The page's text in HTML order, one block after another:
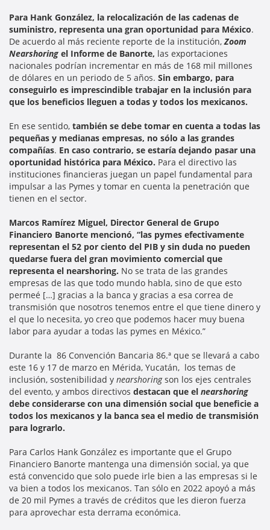
Para Hank González, la relocalización de las cadenas de
suministro, representa una gran oportunidad para México.
De acuerdo al más reciente reporte de la institución,Zoom
Nearshoring el Informe de Banorte, las exportaciones
nacionales podrían incrementar en más de 168 mil millones
de dólares en un periodo de 5 años. Sin embargo, para
conseguirlo es imprescindible trabajar en la inclusión para
que los beneficios lleguen a todas y todos los mexicanos.
En ese sentido, también se debe tomar en cuenta a todas las
pequeñas y medianas empresas, no sólo a las grandes
compañías. En caso contrario, se estaría dejando pasar una
oportunidad histórica para México. Para el directivo las
instituciones financieras juegan un papel fundamental para
impulsar a las Pymes y tomar en cuenta la penetración que
tienen en el sector.
Marcos Ramírez Miguel, Director General de Grupo
Financiero Banorte mencionó, “las pymes efectivamente
representan el 52 por ciento del PIB y sin duda no pueden
quedarse fuera del gran movimiento comercial que
representa el nearshoring. No se trata de las grandes
empresas de las que todo mundo habla, sino de que esto
permeé […] gracias a la banca y gracias a esa correa de
transmisión que nosotros tenemos entre el que tiene dinero y
el que lo necesita, yo creo que podemos hacer muy buena
labor para ayudar a todas las pymes en México.”
Durante la 86 Convención Bancaria 86.ª que se llevará a cabo
este 16 y 17 de marzo en Mérida, Yucatán, los temas de
inclusión, sostenibilidad y nearshoringson los ejes centrales
del evento, y ambos directivos destacan que el nearshoring
debe considerarse con una dimensión social que beneficie a
todos los mexicanos y la banca sea el medio de transmisión
para lograrlo.
Para Carlos Hank González es importante que el Grupo
Financiero Banorte mantenga una dimensión social, ya que
está convencido que solo puede irle bien a las empresas si le
va bien a todos los mexicanos. Tan sólo en 2022 apoyó a más
de 20 mil Pymes a través de créditos que les dieron fuerza
para aprovechar esta derrama económica.